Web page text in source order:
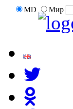
MD Мир